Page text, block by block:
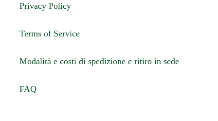
Privacy Policy
Terms of Service
Modalità e costi di spedizione e ritiro in sede
FAQ